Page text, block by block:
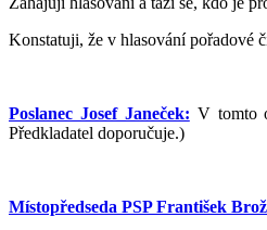
Konstatuji, že v hlasování pořadové
Poslanec Josef Janeček: V tomto
Předkladatel doporučuje.)
Místopředseda PSP František